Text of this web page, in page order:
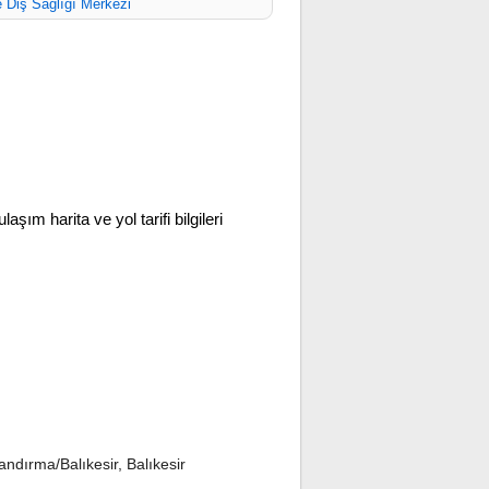
Diş Sağlığı Merkezi
harita ve yol tarifi bilgileri
Balıkesir, Balıkesir